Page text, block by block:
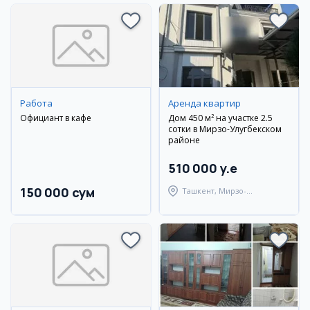
Работа
Официант в кафе
150 000 сум
Аренда квартир
Дом 450 м² на участке 2.5
сотки в Мирзо-Улугбекском
районе
510 000 y.e
Ташкент, Мирзо-